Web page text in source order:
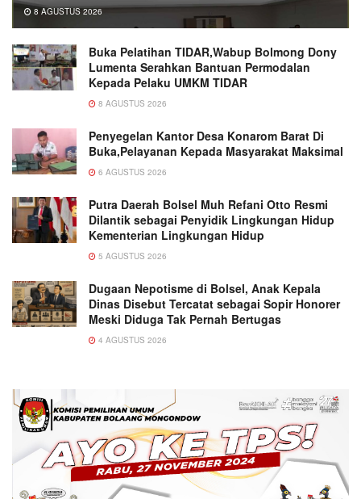
8 AGUSTUS 2026
Buka Pelatihan TIDAR,Wabup Bolmong Dony
Lumenta Serahkan Bantuan Permodalan
Kepada Pelaku UMKM TIDAR
8 AGUSTUS 2026
Penyegelan Kantor Desa Konarom Barat Di
Buka,Pelayanan Kepada Masyarakat Maksimal
6 AGUSTUS 2026
Putra Daerah Bolsel Muh Refani Otto Resmi
Dilantik sebagai Penyidik Lingkungan Hidup
Kementerian Lingkungan Hidup
5 AGUSTUS 2026
Dugaan Nepotisme di Bolsel, Anak Kepala
Dinas Disebut Tercatat sebagai Sopir Honorer
Meski Diduga Tak Pernah Bertugas
4 AGUSTUS 2026